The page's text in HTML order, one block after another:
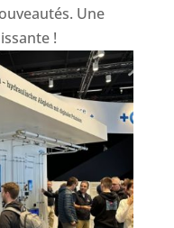
Une
!